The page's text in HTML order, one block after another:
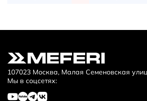
107023 Москва, Малая Семеновская
Мы в соцсетях: